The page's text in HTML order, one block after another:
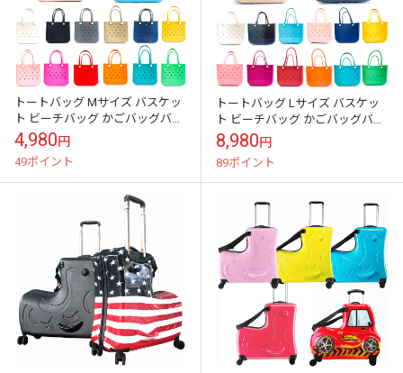
トートバッグ Mサイズ バスケッ
ト ビーチバッグ かごバッグバス
ケット 大容量 大きめ 大量の荷物
レジャー 海水浴 ビーチバッグ...
4,980円
49ポイント
トートバッグ Lサイズ バスケッ
ト ビーチバッグ かごバッグバス
ケット 大容量 大きめ 大量の荷物
レジャー 海水浴 ビーチバッグ...
8,980円
89ポイント